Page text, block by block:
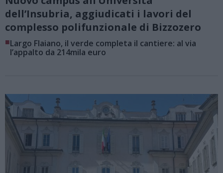
dell’Insubria, aggiudicati i lavori del
complesso polifunzionale di Bizzozero
■Largo Flaiano, il verde completa il cantiere: al via
l’appalto da 214mila euro